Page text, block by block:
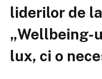
liderilor de
„Wellbeing-
lux, ci o